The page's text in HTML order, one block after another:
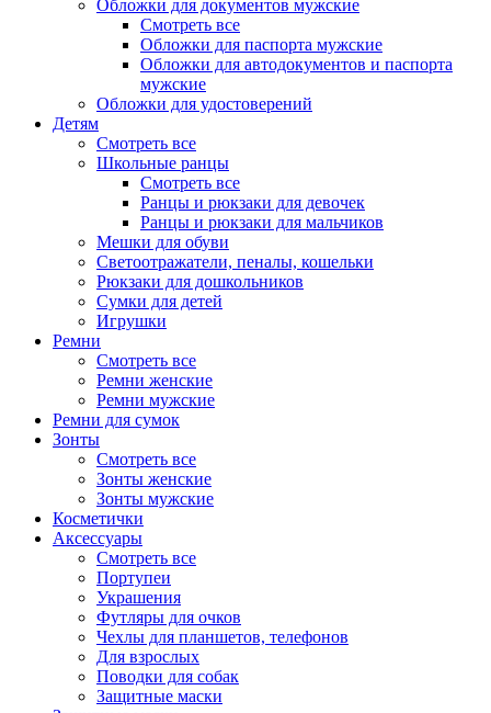
Обложки для документов мужские
Смотреть все
Обложки для паспорта мужские
Обложки для автодокументов и паспорта
мужские
Обложки для удостоверений
Детям
Смотреть все
Школьные ранцы
Смотреть все
Ранцы и рюкзаки для девочек
Ранцы и рюкзаки для мальчиков
Мешки для обуви
Светоотражатели, пеналы, кошельки
Рюкзаки для дошкольников
Сумки для детей
Игрушки
Ремни
Смотреть все
Ремни женские
Ремни мужские
Ремни для сумок
Зонты
Смотреть все
Зонты женские
Зонты мужские
Косметички
Аксессуары
Смотреть все
Портупеи
Украшения
Футляры для очков
Чехлы для планшетов, телефонов
Для взрослых
Поводки для собак
Защитные маски